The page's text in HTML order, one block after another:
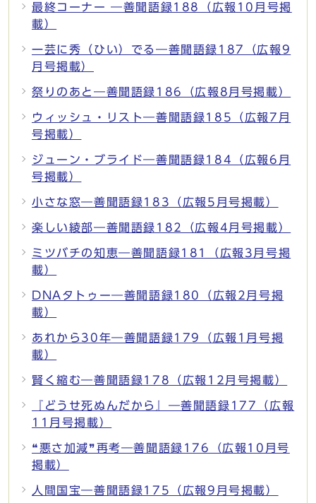
最終コーナー ―善聞語録188（広報10月号掲
載）
一芸に秀（ひい）でる―善聞語録187（広報9
月号掲載）
祭りのあと―善聞語録186（広報8月号掲載）
ウィッシュ・リスト―善聞語録185（広報7月
号掲載）
ジューン・ブライド―善聞語録184（広報6月
号掲載）
小さな窓―善聞語録183（広報5月号掲載）
楽しい綾部―善聞語録182（広報4月号掲載）
ミツバチの知恵―善聞語録181（広報3月号掲
載）
DNAタトゥー―善聞語録180（広報2月号掲
載）
あれから30年―善聞語録179（広報1月号掲
載）
賢く縮む―善聞語録178（広報12月号掲載）
『どうせ死ぬんだから』―善聞語録177（広報
11月号掲載）
❝悪さ加減❞再考―善聞語録176（広報10月号
掲載）
人間国宝―善聞語録175（広報9月号掲載）